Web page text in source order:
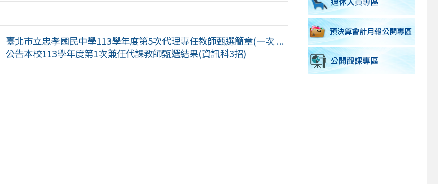
臺北市立忠孝國民中學113學年度第5次代理專任教師甄選簡章(一次 ...
公告本校113學年度第1次兼任代課教師甄選結果(資訊科3招)